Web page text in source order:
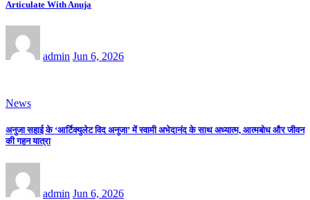
Articulate With Anuja
admin Jun 6, 2026
News
अनुजा सहाई के ‘आर्टिक्युलेट विद अनुजा’ में स्वामी अभेदानंद के साथ अध्यात्म, आत्मबोध और जीवन
की गहन यात्रा
admin Jun 6, 2026